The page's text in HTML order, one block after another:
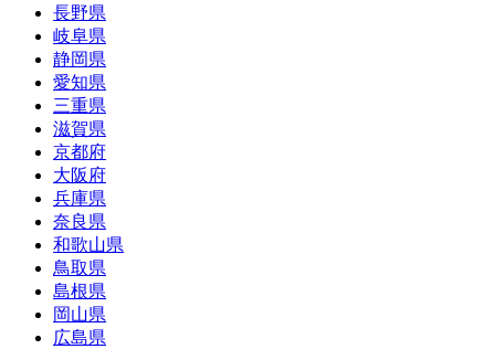
長野県
岐阜県
静岡県
愛知県
三重県
滋賀県
京都府
大阪府
兵庫県
奈良県
和歌山県
鳥取県
島根県
岡山県
広島県